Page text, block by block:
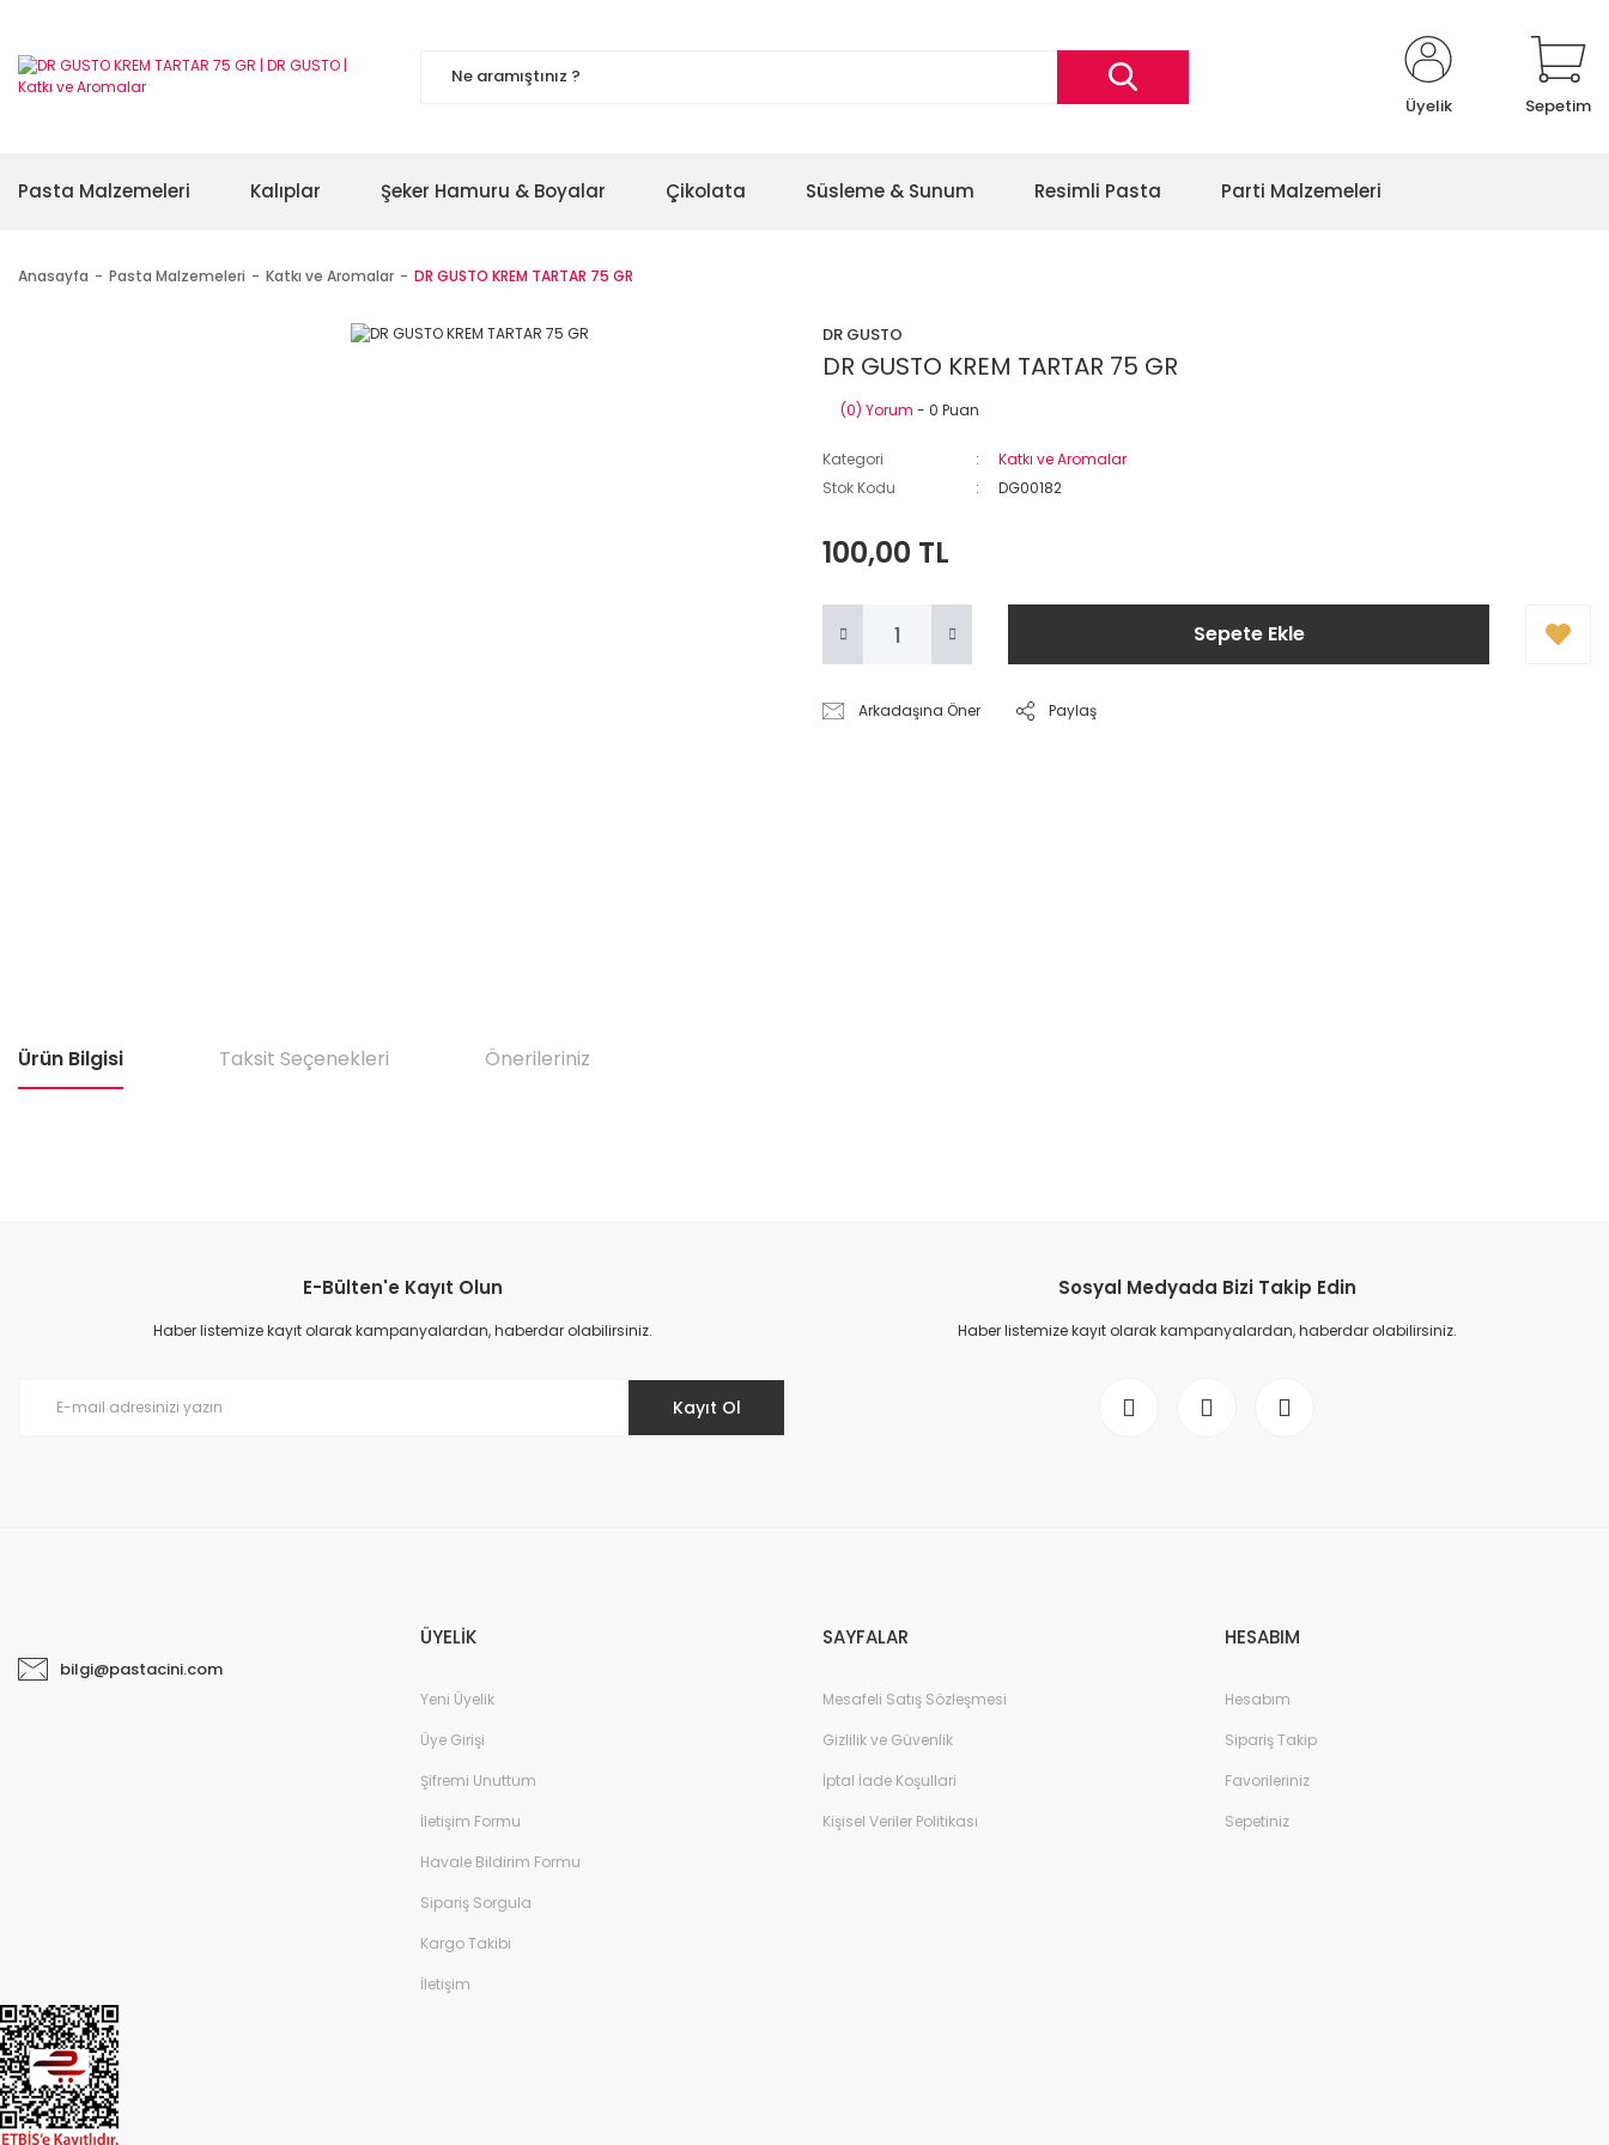
Üyelik Sepetim
Pasta Malzemeleri Kalıplar Şeker Hamuru & Boyalar Çikolata Süsleme & Sunum Resimli Pasta Parti Malzemeleri
Anasayfa Pasta Malzemeleri Katkı ve Aromalar DR GUSTO KREM TARTAR 75 GR
DR GUSTO
DR GUSTO KREM TARTAR 75 GR
(0) Yorum - 0 Puan
Kategori
Katkı ve Aromalar
Stok Kodu
DG00182
100,00 TL
Sepete Ekle
Arkadaşına Öner Paylaş
Ürün Bilgisi Taksit Seçenekleri Önerileriniz
Ürün resmi kalitesiz, bozuk veya görüntülenemiyor.
Ürün açıklamasında eksik bilgiler bulunuyor.
E-Bülten'e Kayıt Olun
Haber listemize kayıt olarak kampanyalardan, haberdar olabilirsiniz.
Kayıt Ol
Sosyal Medyada Bizi Takip Edin
Haber listemize kayıt olarak kampanyalardan, haberdar olabilirsiniz.
bilgi@pastacini.com
ÜYELİK
Yeni Üyelik
Üye Girişi
Şifremi Unuttum
İletişim Formu
Havale Bildirim Formu
Sipariş Sorgula
Kargo Takibi
İletişim
SAYFALAR
Mesafeli Satış Sözleşmesi
Gizlilik ve Güvenlik
İptal İade Koşullari
Kişisel Veriler Politikası
HESABIM
Hesabım
Sipariş Takip
Favorileriniz
Sepetiniz